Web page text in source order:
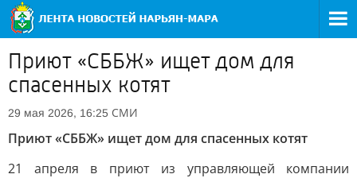
Приют «СББЖ» ищет дом для
спасенных котят
29 мая 2026, 16:25 СМИ
Приют «СББЖ» ищет дом для спасенных котят
21 апреля в приют из управляющей компании